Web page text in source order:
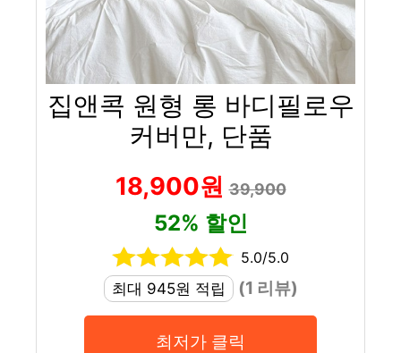
집앤콕 원형 롱 바디필로우
커버만, 단품
18,900원39,900
52% 할인
5.0/5.0
최대 945원 적립
(1 리뷰)
최저가 클릭